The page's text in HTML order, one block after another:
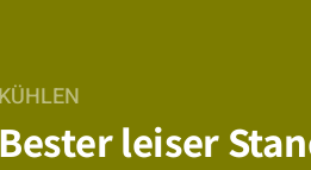
KÜHLEN
Bester leiser